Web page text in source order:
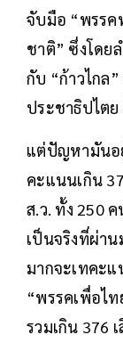
จับมือ “พรรค
ชาติ” ซึ่งโดย
กับ “ก้าวไกล
ประชาธิปไตย
แต่ปัญหามันอ
คะแนนเกิน
ส.ว. ทั้ง 250
เป็นจริงที่ผ่าน
มากจะเทคะ
“พรรคเพื่อไ
รวมเกิน 376 เ